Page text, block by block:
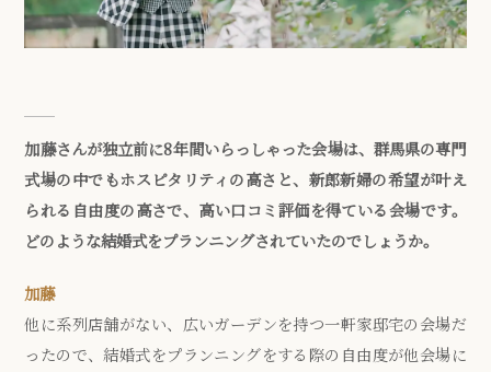
加藤さんが独立前に8年間いらっしゃった会場は、群馬県の専門
式場の中でもホスピタリティの高さと、新郎新婦の希望が叶え
られる自由度の高さで、高い口コミ評価を得ている会場です。
どのような結婚式をプランニングされていたのでしょうか。
加藤
他に系列店舗がない、広いガーデンを持つ一軒家邸宅の会場だ
ったので、結婚式をプランニングをする際の自由度が他会場に